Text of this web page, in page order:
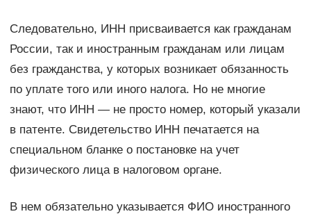
Следовательно, ИНН присваивается как гражданам
России, так и иностранным гражданам или лицам
без гражданства, у которых возникает обязанность
по уплате того или иного налога. Но не многие
знают, что ИНН — не просто номер, который указали
в патенте. Свидетельство ИНН печатается на
специальном бланке о постановке на учет
физического лица в налоговом органе.
В нем обязательно указывается ФИО иностранного